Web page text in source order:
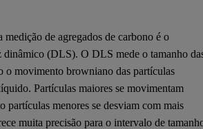
medição de agregados de carbono é o
dinâmico (DLS). O DLS mede o tamanho
o movimento browniano das partículas
Partículas maiores se movimentam
partículas menores se desviam com mais
muita precisão para o intervalo de